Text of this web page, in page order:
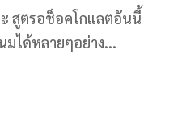
สูตรอช็อคโกแลตอันนี้
มได้หลายๆอย่าง...